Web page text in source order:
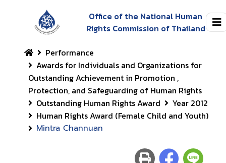
Office of the National Human
Rights Commission of Thailand
Performance
Awards for Individuals and Organizations for
Outstanding Achievement in Promotion ,
Protection, and Safeguarding of Human Rights
Outstanding Human Rights Award
Year 2012
Human Rights Award (Female Child and Youth)
Mintra Channuan